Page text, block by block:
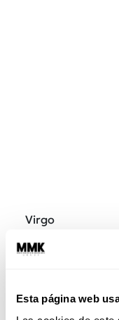
Esta página web
Virgo
criticon@s y,
perfeccionistas,